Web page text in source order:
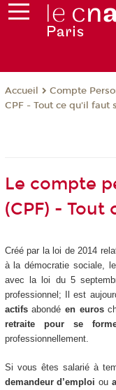
Accueil
Compte
CPF - Tout ce qu'il faut
Le compte
(CPF) - Tout
Créé par la loi de 2014
à la démocratie sociale,
avec la loi du 5
professionnel; Il est
actifsabondé en euros
retraite
pour se
professionnellement.
Si vous êtes salarié à
demandeur d’emploi ou